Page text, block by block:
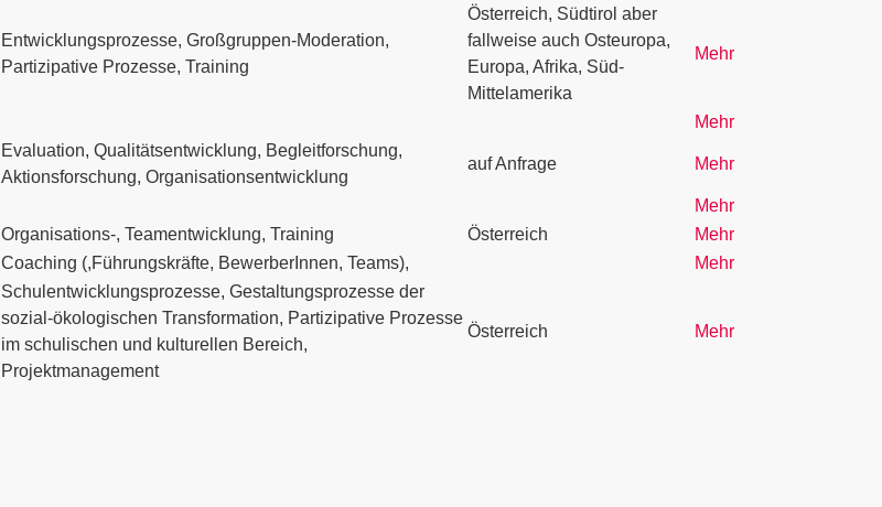
Entwicklungsprozesse, Großgruppen-Moderation,
Partizipative Prozesse, Training
Österreich, Südtirol aber
fallweise auch Osteuropa,
Europa, Afrika, Süd-
Mittelamerika
Mehr
Mehr
Evaluation, Qualitätsentwicklung, Begleitforschung,
Aktionsforschung, Organisationsentwicklung
auf Anfrage Mehr
Mehr
Organisations-, Teamentwicklung, Training Österreich
Mehr
Coaching (,Führungskräfte, BewerberInnen, Teams), Mehr
Schulentwicklungsprozesse, Gestaltungsprozesse der
sozial-ökologischen Transformation, Partizipative Prozesse
im schulischen und kulturellen Bereich,
Projektmanagement
Österreich Mehr